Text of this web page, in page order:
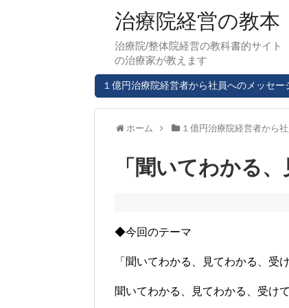
治療院経営の教本
治療院/整体院経営の教科書的サイ
の治療家が教えます
１億円治療院経営者から社員へのメッセー
ホーム １億円治療院経営者から
「聞いてわかる
◆今回のテーマ
「聞いてわかる、見てわかる、受
聞いてわかる、見てわかる、受け